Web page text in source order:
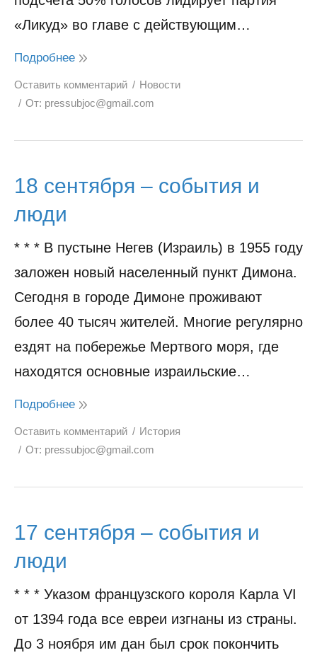
«Ликуд» во главе с действующим…
Подробнее
Оставить комментарий
Новости
От: pressubjoc@gmail.com
18 сентября – события и
люди
* * * В пустыне Негев (Израиль) в 1955 году
заложен новый населенный пункт Димона.
Сегодня в городе Димоне проживают
более 40 тысяч жителей. Многие регулярно
ездят на побережье Мертвого моря, где
находятся основные израильские…
Подробнее
Оставить комментарий
История
От: pressubjoc@gmail.com
17 сентября – события и
люди
* * * Указом французского короля Карла VI
от 1394 года все евреи изгнаны из страны.
До 3 ноября им дан был срок покончить